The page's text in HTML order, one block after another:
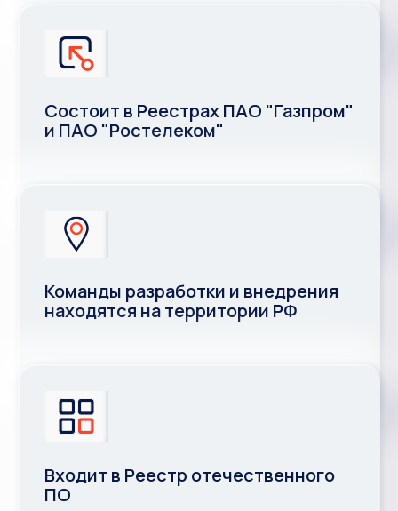
Состоит в Реестрах ПАО "Газпром"
и ПАО "Ростелеком"
Команды разработки и внедрения
находятся на территории РФ
Входит в Реестр отечественного
ПО